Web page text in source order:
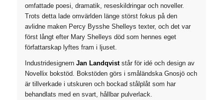
omfattade poesi, dramatik, reseskildringar och noveller.
Trots detta lade omvärlden länge störst fokus på den
avlidne maken Percy Bysshe Shelleys texter, och det var
först långt efter Mary Shelleys död som hennes eget
författarskap lyftes fram i ljuset.
Industridesignern Jan Landqviststår för idé och design av
Novellix bokstöd. Bokstöden görs i småländska Gnosjö och
är tillverkade i utskuren och bockad stålplåt som har
behandlats med en svart, hållbar pulverlack.